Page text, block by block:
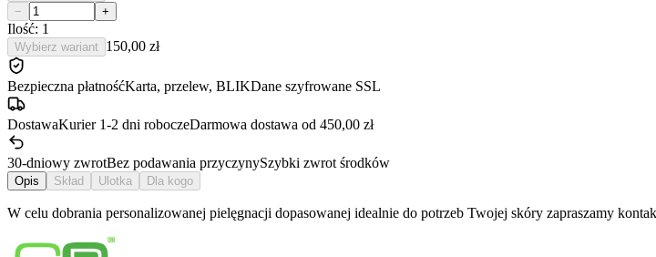
−
+
Ilość: 1
Wybierz wariant 150,00 zł
Bezpieczna płatnośćKarta, przelew, BLIKDane szyfrowane SSL
DostawaKurier 1-2 dni roboczeDarmowa dostawa od 450,00 zł
30-dniowy zwrotBez podawania przyczynySzybki zwrot środków
Opis Skład Ulotka Dla kogo
W celu dobrania personalizowanej pielęgnacji dopasowanej idealnie do potrzeb Twojej skóry zapraszamy